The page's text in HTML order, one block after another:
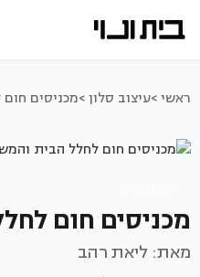
ראשי >עיצוב סלון >מכניסים
מכניסים חום
מאת: ליאת רהב